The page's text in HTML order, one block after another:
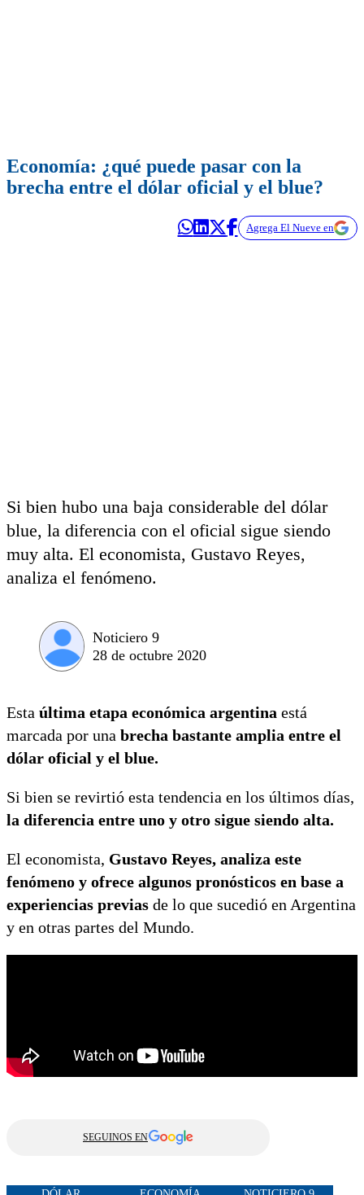
Economía: ¿qué puede pasar con la
brecha entre el dólar oficial y el blue?
Agrega El Nueve en
Si bien hubo una baja considerable del dólar
blue, la diferencia con el oficial sigue siendo
muy alta. El economista, Gustavo Reyes,
analiza el fenómeno.
Noticiero 9
28 de octubre 2020
Esta última etapa económica argentina está
marcada por una brecha bastante amplia entre el
dólar oficial y el blue.
Si bien se revirtió esta tendencia en los últimos días,
la diferencia entre uno y otro sigue siendo alta.
El economista, Gustavo Reyes, analiza este
fenómeno y ofrece algunos pronósticos en base a
experiencias previas de lo que sucedió en Argentina
y en otras partes del Mundo.
SEGUINOS EN